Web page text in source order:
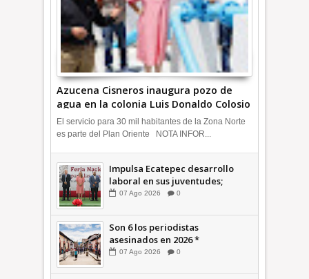
Azucena Cisneros inaugura pozo de
agua en la colonia Luis Donaldo Colosio
+Video | INFORMATIVA
El servicio para 30 mil habitantes de la Zona Norte
es parte del Plan Oriente NOTA INFOR...
Impulsa Ecatepec desarrollo
laboral en sus juventudes;
inauguran Feria de Empleo y
INFORMATIVA
07 Ago 2026 0
Son 6 los periodistas
asesinados en 2026 *
COMENTARIO A TIEMPO
07 Ago 2026 0